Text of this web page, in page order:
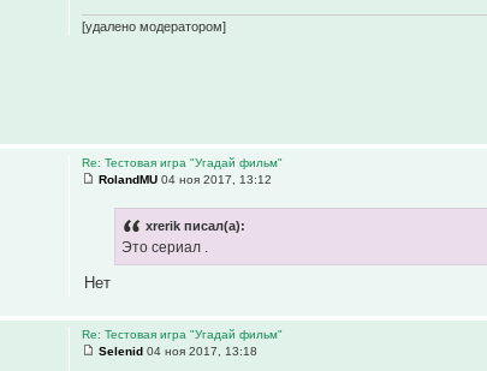
[удалено модератором]
Re: Тестовая игра "Угадай фильм"
RolandMU 04 ноя 2017, 13:12
xrerik писал(а):
Это сериал .
Нет
Re: Тестовая игра "Угадай фильм"
Selenid 04 ноя 2017, 13:18